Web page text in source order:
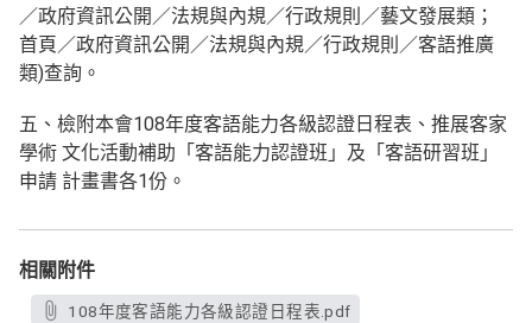
／政府資訊公開／法規與內規／行政規則／藝文發展類；
首頁／政府資訊公開／法規與內規／行政規則／客語推廣
類)查詢。
五、檢附本會108年度客語能力各級認證日程表、推展客家
學術 文化活動補助「客語能力認證班」及「客語研習班」
申請 計畫書各1份。
相關附件
108年度客語能力各級認證日程表.pdf